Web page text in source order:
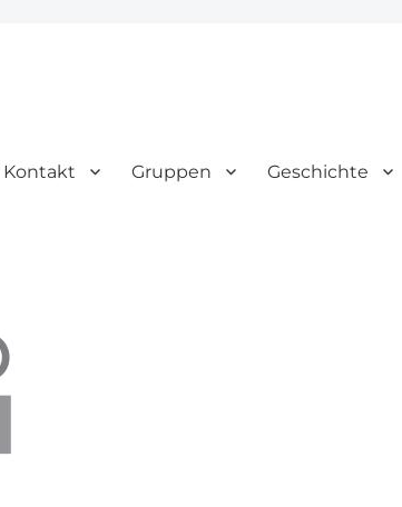
Kontakt Gruppen Geschichte